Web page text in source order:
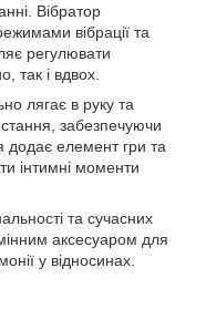
Вібратор
вібрації та
регулювати
так і вдвох.
лягає в руку та
забезпечуючи
додає елемент гри та
інтимні моменти
та сучасних
аксесуаром для
у відносинах.